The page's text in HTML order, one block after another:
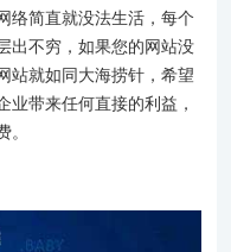
络简直就没法生活，每个
出不穷，如果您的网站没
站就如同大海捞针，希望
业带来任何直接的利益，